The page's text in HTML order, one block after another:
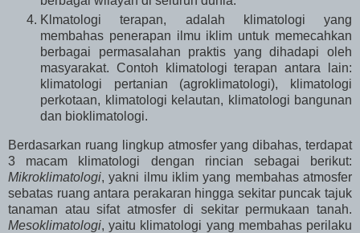
Klmatologi terapan, adalah klimatologi yang
membahas penerapan ilmu iklim untuk memecahkan
berbagai permasalahan praktis yang dihadapi oleh
masyarakat. Contoh klimatologi terapan antara lain:
klimatologi pertanian (agroklimatologi), klimatologi
perkotaan, klimatologi kelautan, klimatologi bangunan
dan bioklimatologi.
Berdasarkan ruang lingkup atmosfer yang dibahas, terdapat
3 macam klimatologi dengan rincian sebagai berikut:
Mikroklimatologi, yakni ilmu iklim yang membahas atmosfer
sebatas ruang antara perakaran hingga sekitar puncak tajuk
tanaman atau sifat atmosfer di sekitar permukaan tanah.
Mesoklimatologi, yaitu klimatologi yang membahas perilaku